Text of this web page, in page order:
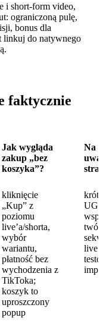
i short-form video,
ograniczoną pulę,
bonus dla
linkuj do natywnego
faktycznie
Jak wygląda
zakup „bez
koszyka”?
Na
kliknięcie
„Kup” z
poziomu
live’a/shorta,
wybór
wariantu,
płatność bez
wychodzenia z
TikToka;
koszyk to
uproszczony
popup